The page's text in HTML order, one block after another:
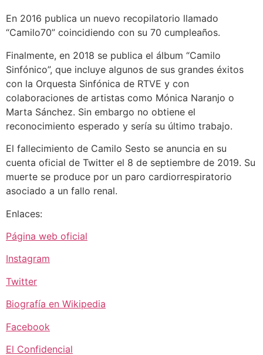
En 2016 publica un nuevo recopilatorio llamado
“Camilo70” coincidiendo con su 70 cumpleaños.
Finalmente, en 2018 se publica el álbum “Camilo
Sinfónico”, que incluye algunos de sus grandes éxitos
con la Orquesta Sinfónica de RTVE y con
colaboraciones de artistas como Mónica Naranjo o
Marta Sánchez. Sin embargo no obtiene el
reconocimiento esperado y sería su último trabajo.
El fallecimiento de Camilo Sesto se anuncia en su
cuenta oficial de Twitter el 8 de septiembre de 2019. Su
muerte se produce por un paro cardiorrespiratorio
asociado a un fallo renal.
Enlaces:
Página web oficial
Instagram
Twitter
Biografía en Wikipedia
Facebook
El Confidencial